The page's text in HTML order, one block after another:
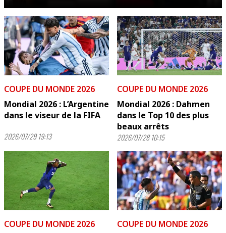
COUPE DU MONDE 2026
Mondial 2026 : L’Argentine
dans le viseur de la FIFA
2026/07/29 19:13
COUPE DU MONDE 2026
Mondial 2026 : Dahmen
dans le Top 10 des plus
beaux arrêts
2026/07/28 10:15
COUPE DU MONDE 2026
COUPE DU MONDE 2026